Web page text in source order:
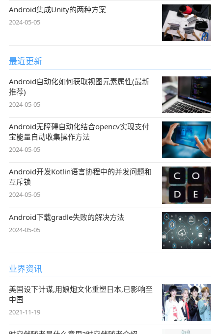
Android集成Unity的两种方案
2024-05-05
最近更新
Android自动化如何获取视图元素属性(最新
推荐)
2024-05-05
Android无障碍自动化结合opencv实现支付
宝能量自动收集操作方法
2024-05-05
Android开发Kotlin语言协程中的并发问题和
互斥锁
2024-05-05
Android下载gradle失败的解决方法
2024-05-05
业界资讯
美国设下计谋,用娘炮文化重塑日本,已影响至
中国
2021-11-19